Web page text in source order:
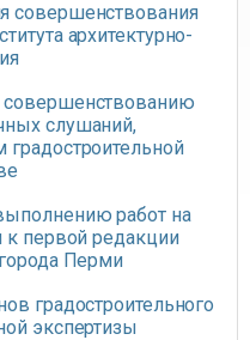
совершенствования
архитектурно-
совершенствованию
слушаний,
работ на
к первой редакции
Перми
градостроительного
экспертизы